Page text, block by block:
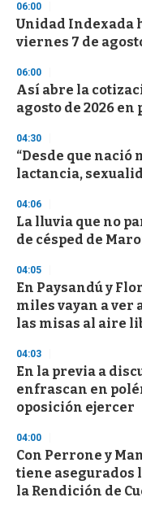
d
s
o
f
3
s
c
n
d
s
06:00
Unidad Indexada
viernes 7 de
06:00
Así abre la
agosto de 2026 en
04:30
“Desde que nació
lactancia,
04:06
La lluvia que no
de césped de
04:05
En Paysandú y
miles vayan a ver
las misas al aire
04:03
En la previa a
enfrascan en
oposición ejercer
04:00
Con Perrone y
tiene asegurados
la Rendición de